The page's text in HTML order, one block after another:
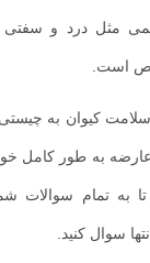
درد و سفتی یا در
کیوان به چیستی،
به طور کامل خواهیم
به تمام سوالات شما
کنید.